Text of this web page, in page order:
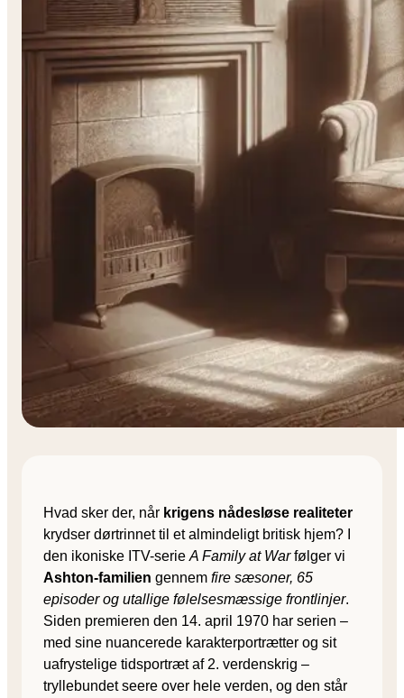
Hvad sker der, når krigens nådesløse realiteter
krydser dørtrinnet til et almindeligt britisk hjem? I
den ikoniske ITV-serie A Family at Warfølger vi
Ashton-familien gennem fire sæsoner, 65
episoder og utallige følelsesmæssige frontlinjer.
Siden premieren den 14. april 1970 har serien –
med sine nuancerede karakterportrætter og sit
uafrystelige tidsportræt af 2. verdenskrig –
tryllebundet seere over hele verden, og den står